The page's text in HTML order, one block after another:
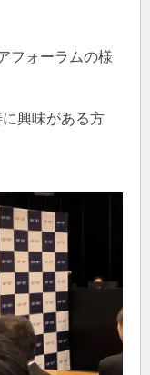
フォーラムの様
興味がある方